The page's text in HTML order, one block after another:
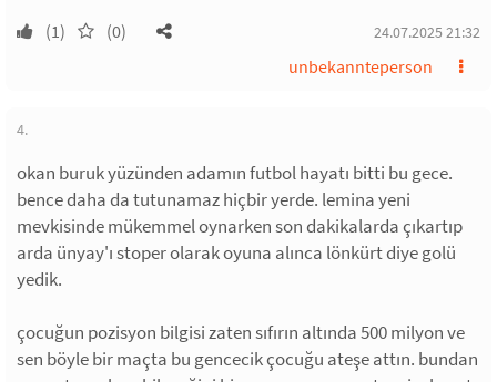
(1) (0) 24.07.2025 21:32
unbekannteperson
4.
okan buruk yüzünden adamın futbol hayatı bitti bu gece.
bence daha da tutunamaz hiçbir yerde. lemina yeni
mevkisinde mükemmel oynarken son dakikalarda çıkartıp
arda ünyay'ı stoper olarak oyuna alınca lönkürt diye golü
yedik.
çocuğun pozisyon bilgisi zaten sıfırın altında 500 milyon ve
sen böyle bir maçta bu gencecik çocuğu ateşe attın. bundan